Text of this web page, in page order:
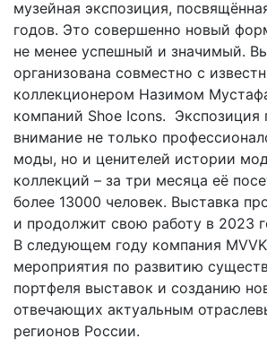
музейная экспозиция,
годов. Это совершенно новый
не менее успешный и значимый.
организована совместно с
коллекционером Назимом
компаний Shoe Icons. Экспозиция
внимание не только
моды, но и ценителей истории
коллекций – за три месяца её
более 13000 человек. Выставка
и продолжит свою работу в 2023
В следующем году компания
мероприятия по развитию
портфеля выставок и созданию
отвечающих актуальным
регионов России.